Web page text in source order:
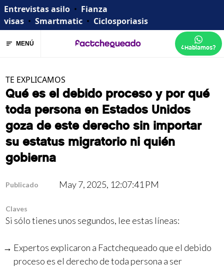
Entrevistas asilo • Fianza
visas • Smartmatic • Ciclosporiasis
MENÚ ¿Hablamos?
TE EXPLICAMOS
Qué es el debido proceso y por qué
toda persona en Estados Unidos
goza de este derecho sin importar
su estatus migratorio ni quién
gobierna
Publicado May 7, 2025, 12:07:41 PM
Claves
Si sólo tienes unos segundos, lee estas líneas:
Expertos explicaron a Factchequeado que el debido
proceso es el derecho de toda persona a ser